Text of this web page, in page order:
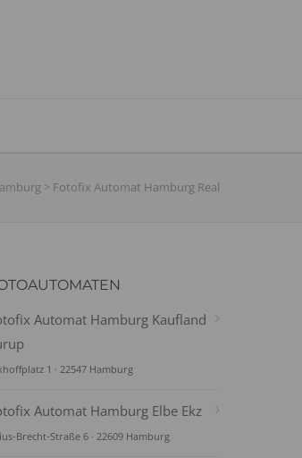
> Fotofix Automat Hamburg Real
Automat Hamburg Kaufland
1 · 22547 Hamburg
Automat Hamburg Elbe Ekz
Brecht-Straße 6 · 22609 Hamburg